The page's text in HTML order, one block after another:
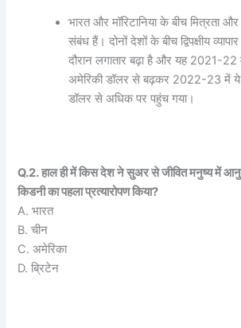
भारत और मॉरिटानिया के बीच मित्रता
संबंध हैं। दोनों देशों के बीच द्विपक्षीय
दौरान लगातार बढ़ा है और यह 2021-
अमेरिकी डॉलर से बढ़कर 2022-23 में ये
डॉलर से अधिक पर पहुंच गया।
Q.2. हाल ही में किस देश ने सुअर से जीवित मनुष्य में
किडनी का पहला प्रत्यारोपण किया?
A. भारत
B. चीन
C. अमेरिका
D. ब्रिटेन